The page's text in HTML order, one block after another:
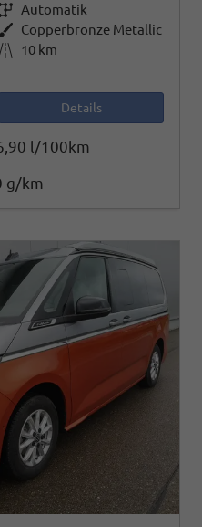
Getriebe Automatik
Außenfarbe Copperbronze Metallic
Kilometerstand
10 km
Details
l/100km
g/km